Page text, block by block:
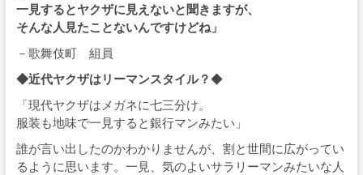
一見するとヤクザに見えないと聞きますが、
そんな人見たことないんですけどね」
－歌舞伎町 組員
◆近代ヤクザはリーマンスタイル？◆
「現代ヤクザはメガネに七三分け。
服装も地味で一見すると銀行マンみたい」
誰が言い出したのかわかりませんが、割と世間に広がってい
るように思います。一見、気のよいサラリーマンみたいな人